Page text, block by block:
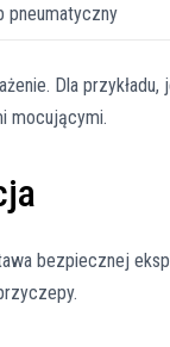
pneumatyczny
Dla
mocującymi.
bezpiecznej